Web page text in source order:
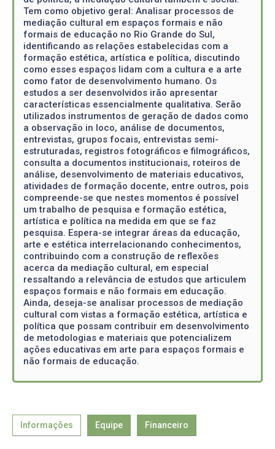
Tem como objetivo geral: Analisar processos de
mediação cultural em espaços formais e não
formais de educação no Rio Grande do Sul,
identificando as relações estabelecidas com a
formação estética, artística e política, discutindo
como esses espaços lidam com a cultura e a arte
como fator de desenvolvimento humano. Os
estudos a ser desenvolvidos irão apresentar
características essencialmente qualitativa. Serão
utilizados instrumentos de geração de dados como
a observação in loco, análise de documentos,
entrevistas, grupos focais, entrevistas semi-
estruturadas, registros fotográficos e filmográficos,
consulta a documentos institucionais, roteiros de
análise, desenvolvimento de materiais educativos,
atividades de formação docente, entre outros, pois
compreende-se que nestes momentos é possível
um trabalho de pesquisa e formação estética,
artística e política na medida em que se faz
pesquisa. Espera-se integrar áreas da educação,
arte e estética interrelacionando conhecimentos,
contribuindo com a construção de reflexões
acerca da mediação cultural, em especial
ressaltando a relevância de estudos que articulem
espaços formais e não formais em educação.
Ainda, deseja-se analisar processos de mediação
cultural com vistas a formação estética, artística e
política que possam contribuir em desenvolvimento
de metodologias e materiais que potencializem
ações educativas em arte para espaços formais e
não formais de educação.
Informações Equipe Financeiro